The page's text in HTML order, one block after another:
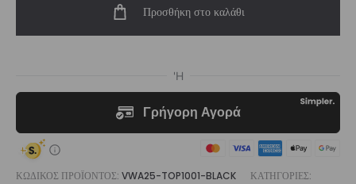
ποσότητα
Προσθήκη στο καλάθι
ΚΩΔΙΚΌΣ ΠΡΟΪΌΝΤΟΣ: VWA25-TOP1001-BLACK
ΚΑΤΗΓΟΡΊΕΣ: